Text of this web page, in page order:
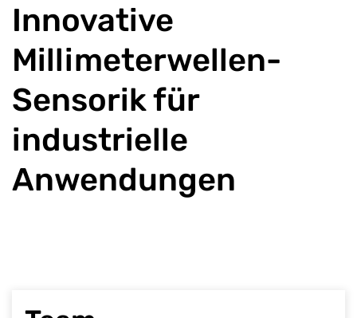
Innovative
Millimeterwellen-
Sensorik für
industrielle
Anwendungen